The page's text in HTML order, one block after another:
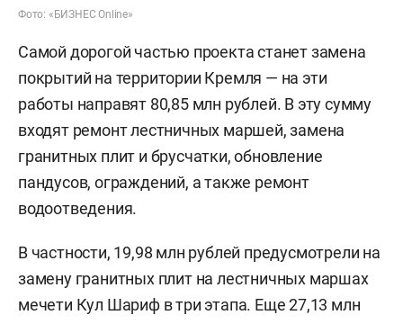
Фото: «БИЗНЕС Online»
Самой дорогой частью проекта станет замена
покрытий на территории Кремля — на эти
работы направят 80,85 млн рублей. В эту сумму
входят ремонт лестничных маршей, замена
гранитных плит и брусчатки, обновление
пандусов, ограждений, а также ремонт
водоотведения.
В частности, 19,98 млн рублей предусмотрели на
замену гранитных плит на лестничных маршах
мечети Кул Шариф в три этапа. Еще 27,13 млн